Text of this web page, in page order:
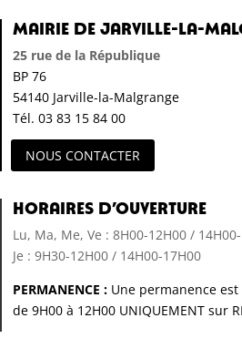
Mairie de Jarville-la-
25 rue de la République
BP 76
54140 Jarville-la-Malgrange
Tél. 03 83 15 84 00
NOUS CONTACTER
Horaires d’ouverture
Lu, Ma, Me, Ve : 8H00-12H00 /
Je : 9H30-12H00 / 14H00-17H00
PERMANENCE : Une permanence
de 9H00 à 12H00 UNIQUEMENT sur